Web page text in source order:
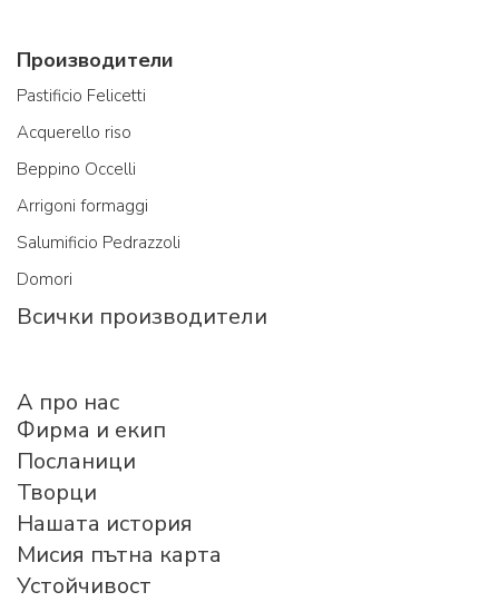
Производители
Pastificio Felicetti
Acquerello riso
Beppino Occelli
Arrigoni formaggi
Salumificio Pedrazzoli
Domori
Всички производители
A про нас
Фирма и екип
Посланици
Творци
Нашата история
Мисия пътна карта
Устойчивост